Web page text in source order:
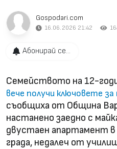
Gospodari.com
16.06.2026 21:42
Абонирай се...
Семейството на 12-
вече получи ключовете за
съобщиха от Община
настанено заедно с
двустаен апартамент
града, недалеч от